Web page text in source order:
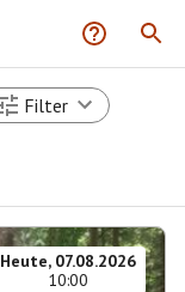
Filter
Heute, 07.08.2026
10:00